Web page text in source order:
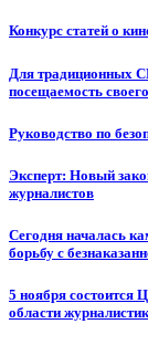
Конкурс статей о
Для традиционных
посещаемость
Руководство по
Эксперт: Новый
журналистов
Сегодня началась
борьбу с
5 ноября состоится
области